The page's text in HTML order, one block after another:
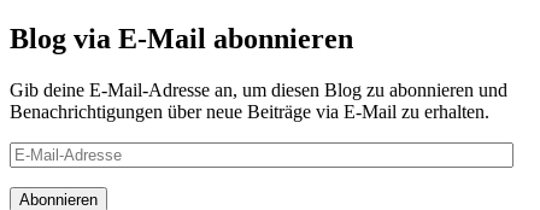
Blog via E-Mail abonnieren
Gib deine E-Mail-Adresse an, um diesen Blog zu abonnieren und
Benachrichtigungen über neue Beiträge via E-Mail zu erhalten.
E-
Mail-
Adresse
Abonnieren